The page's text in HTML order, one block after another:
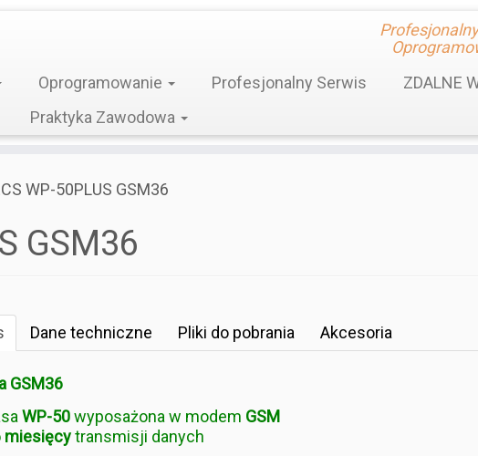
Oprogramowanie
Profesjonalny Serwis ZDALNE
Praktyka Zawodowa
WP-50PLUS GSM36
GSM36
Dane techniczne Pliki do pobrania Akcesoria
GSM36
WP-50wyposażona w modem GSM
miesięcytransmisji danych